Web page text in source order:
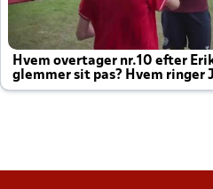
Hvem overtager nr.10 efter
glemmer sit pas? Hvem ringer
altid til efter kampe?